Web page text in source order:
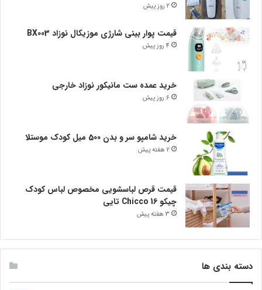
2 روز پیش
قیمت پوار بینی شارژی موزیکال نوزاد BX003
4 روز پیش
خرید عمده ست مانیکور نوزاد خارجی
6 روز پیش
خرید شامپو سر و بدن 500 میل کودک موستلا
2 هفته پیش
قیمت قرص لباسشویی مخصوص لباس کودک
چیکو Chicco 16 تایی
3 هفته پیش
دسته بندی ها